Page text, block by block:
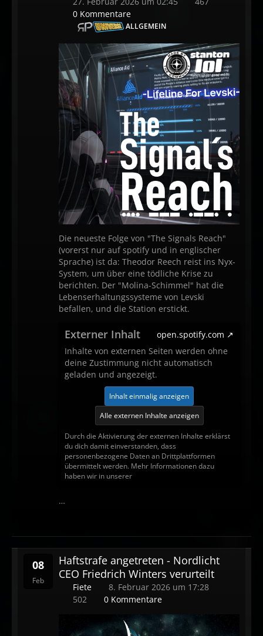
0 Kommentare
ALLGEMEIN
Die neueste Folge von "The Signals Reach"
(vorerst nur auf spotify und in englischer
Sprache) ist da: Theodor Reech reist ins Nyx-
System, um über eine tödliche Krise zu
berichten. Der "Molina-Schimmel" hat die
Lebenserhaltungssysteme von Levski
befallen, und die Station erstickt.
Externer Inhalt
open.spotify.com
Inhalte von externen Seiten werden ohne
deine Zustimmung nicht automatisch
geladen und angezeigt.
Inhalt einmalig anzeigen
Alle externen Inhalte anzeigen
Durch die Aktivierung der externen Inhalte erklärst
du dich damit einverstanden, dass
personenbezogene Daten an Drittplattformen
übermittelt werden. Mehr Informationen dazu
haben wir in unserer
…
08
Feb
Haftstrafe angetreten - Nordlicht
CEO Friedrich Winters verurteilt
Fiete
8. Februar 2026 um 17:28
502
0 Kommentare